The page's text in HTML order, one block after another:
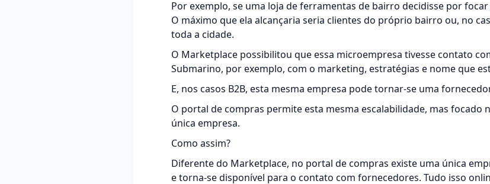
Por exemplo, se uma loja de ferramentas de bairro decidisse por
O máximo que ela alcançaria seria clientes do próprio bairro ou, no
toda a cidade.
O Marketplace possibilitou que essa microempresa tivesse contato
Submarino, por exemplo, com o marketing, estratégias e nome que
E, nos casos B2B, esta mesma empresa pode tornar-se uma
O portal de compras permite esta mesma escalabilidade, mas focado
única empresa.
Como assim?
Diferente do Marketplace, no portal de compras existe uma única
e torna-se disponível para o contato com fornecedores. Tudo isso